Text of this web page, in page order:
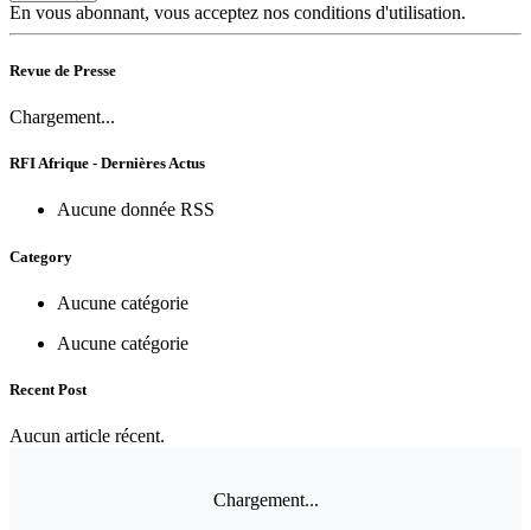
En vous abonnant, vous acceptez nos conditions d'utilisation.
Revue de Presse
Chargement...
RFI Afrique - Dernières Actus
Aucune donnée RSS
Category
Aucune catégorie
Aucune catégorie
Recent Post
Aucun article récent.
Chargement...